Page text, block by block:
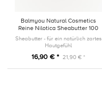
Balmyou Natural Cosmetics
Reine Nilotica Sheabutter 100
ml
Sheabutter - für ein natürlich zartes
Hautgefühl
16,90 € * 21,90 € *